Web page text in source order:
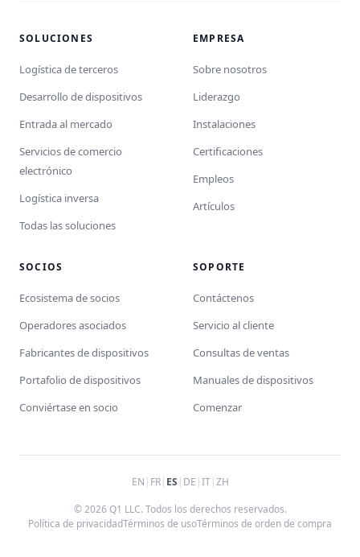
SOLUCIONES
Logística de terceros
Desarrollo de dispositivos
Entrada al mercado
Servicios de comercio
electrónico
Logística inversa
Todas las soluciones
EMPRESA
Sobre nosotros
Liderazgo
Instalaciones
Certificaciones
Empleos
Artículos
SOCIOS
Ecosistema de socios
Operadores asociados
Fabricantes de dispositivos
Portafolio de dispositivos
Conviértase en socio
SOPORTE
Contáctenos
Servicio al cliente
Consultas de ventas
Manuales de dispositivos
Comenzar
EN | FR| ES | DE |IT|ZH
© 2026 Q1 LLC. Todos los derechos reservados.
Política de privacidadTérminos de usoTérminos de orden de compra